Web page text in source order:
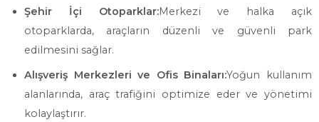
Şehir İçi Otoparklar:Merkezi ve halka açık
otoparklarda, araçların düzenli ve güvenli park
edilmesini sağlar.
Alışveriş Merkezleri ve Ofis Binaları:Yoğun kullanım
alanlarında, araç trafiğini optimize eder ve yönetimi
kolaylaştırır.